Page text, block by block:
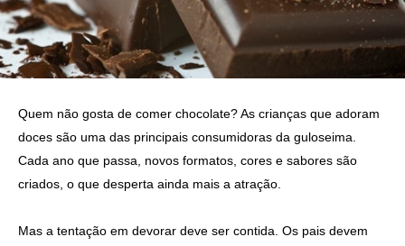
Quem não gosta de comer chocolate? As crianças que adoram
doces são uma das principais consumidoras da guloseima.
Cada ano que passa, novos formatos, cores e sabores são
criados, o que desperta ainda mais a atração.
Mas a tentação em devorar deve ser contida. Os pais devem